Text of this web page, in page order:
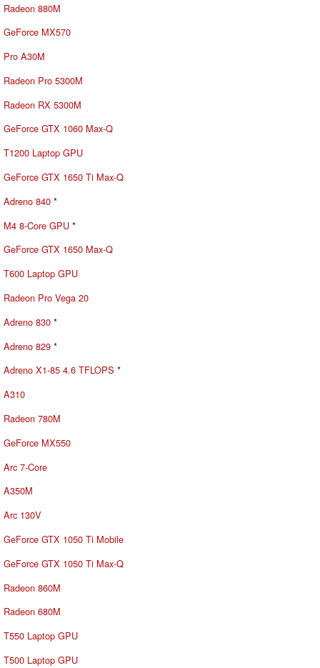
Radeon 880M
GeForce MX570
Pro A30M
Radeon Pro 5300M
Radeon RX 5300M
GeForce GTX 1060 Max-Q
T1200 Laptop GPU
GeForce GTX 1650 Ti Max-Q
Adreno 840 *
M4 8-Core GPU *
GeForce GTX 1650 Max-Q
T600 Laptop GPU
Radeon Pro Vega 20
Adreno 830 *
Adreno 829 *
Adreno X1-85 4.6 TFLOPS *
A310
Radeon 780M
GeForce MX550
Arc 7-Core
A350M
Arc 130V
GeForce GTX 1050 Ti Mobile
GeForce GTX 1050 Ti Max-Q
Radeon 860M
Radeon 680M
T550 Laptop GPU
T500 Laptop GPU